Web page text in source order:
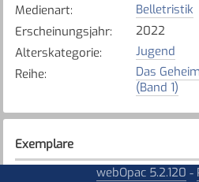
Medienart:
Belletristik
Erscheinungsjahr:
2022
Alterskategorie:
Jugend
Reihe:
Das
(Band 1)
Exemplare
webOpac 5.2.120 -